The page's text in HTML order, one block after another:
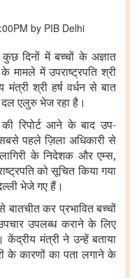
by PIB Delhi
दिनों में बच्चों के अज्ञात
मामले में उपराष्ट्रपति श्री
मंत्री श्री हर्ष वर्धन से बात
दल एलुरु भेज रहा है।
रिपोर्ट आने के बाद उप-
पहले ज़िला अधिकारी से
के निदेशक और एम्स,
को सूचित किया गया
भेजे गए हैं।
बातचीत कर प्रभावित बच्चों
उपलब्ध कराने के लिए
मंत्री ने उन्हें बताया
के कारणों का पता लगाने के